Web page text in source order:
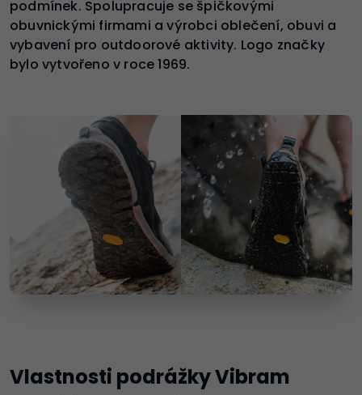
podmínek. Spolupracuje se špičkovými
obuvnickými firmami a výrobci oblečení, obuvi a
vybavení pro outdoorové aktivity. Logo značky
bylo vytvořeno v roce 1969.
Vlastnosti podrážky Vibram